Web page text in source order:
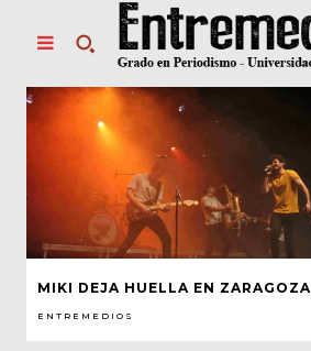
MIKI DEJA HUELLA EN ZARAGOZA
ENTREMEDIOS